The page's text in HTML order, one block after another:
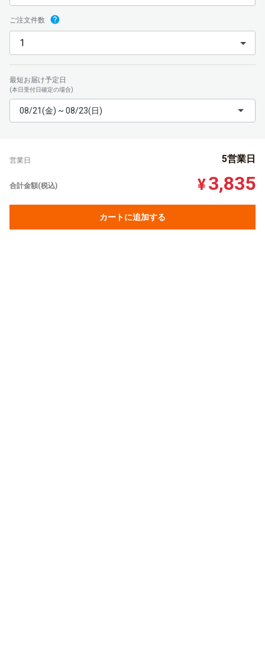
ご注文件数
最短お届け予定日
(本日受付日確定の場合)
08/21(金) ~ 08/23(日)
営業日 5営業日
合計金額(税込) ¥3,835
カートに追加する